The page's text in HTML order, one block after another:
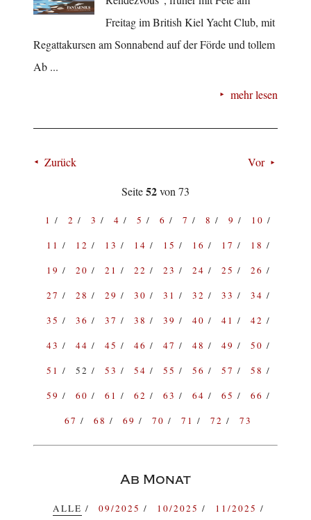
Freitag im British Kiel Yacht Club, mit
Regattakursen am Sonnabend auf der Förde und tollem
Ab ...
mehr lesen
Zurück
Vor
Seite52von 73
1 2 3 4 5 6 7 8 9
10
11
12 13 14 15 16 17
18
19
20 21 22 23 24 25
26
27
28 29 30 31 32 33
34
35
36 37 38 39 40 41
42
43
44 45 46 47 48 49
50
51
52 53 54 55 56 57
58
59
60 61 62 63 64 65
66
67
68 69 70 71 72 73
Ab Monat
ALLE 09/2025 10/2025
11/2025